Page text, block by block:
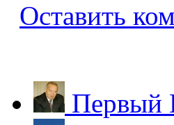
Оставить
Первый